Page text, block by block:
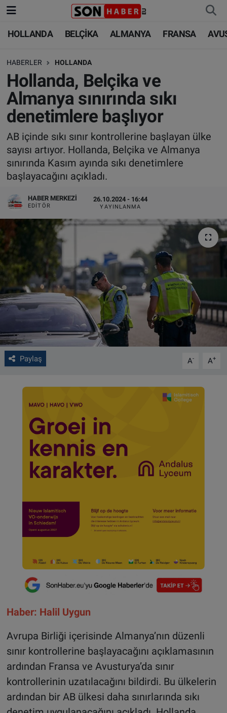
HOLLANDA BELÇİKA ALMANYA FRANSA
HABERLER HOLLANDA
Hollanda, Belçika ve
Almanya sınırında sıkı
denetimlere başlıyor
AB içinde sıkı sınır kontrollerine başlayan ülke
sayısı artıyor. Hollanda, Belçika ve Almanya
sınırında Kasım ayında sıkı denetimlere
başlayacağını açıkladı.
HABER MERKEZI
EDITÖR
26.10.2024 - 16:44
YAYINLANMA
Paylaş A- A+
Haber: Halil Uygun
Avrupa Birliği içerisinde Almanya’nın düzenli
sınır kontrollerine başlayacağını açıklamasının
ardından Fransa ve Avusturya’da sınır
kontrollerinin uzatılacağını bildirdi. Bu ülkelerin
ardından bir AB ülkesi daha sınırlarında sıkı
HOLLANDA
BELÇİKA
ALMANYA
FRANSA
AVUSTURYA
SAĞLIK - YAŞAM
BİLİM-TEKNOLOJİ
HOLLANDA
BELÇİKA
ALMANYA
TÜRKİYE
DÜNYA
BİLİM-TEKNOLOJİ
SAĞLIK
FOTO GALERİ
VIDEO GALERİ
ALGEMENE VOORWAARDEN
CONTACT
Çerez Politikası
Nöbetçi Eczaneler
Hava Durumu
Trafik Durumu
Süper Lig Puan Durumu ve Fikstür
Tüm Manşetler
Son Dakika Haberleri
Haber Arşivi